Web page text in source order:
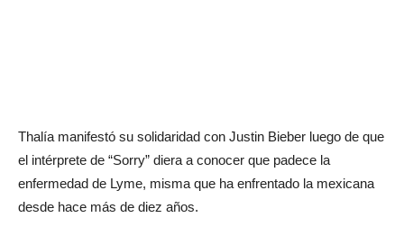
Thalía manifestó su solidaridad con Justin Bieber luego de que
el intérprete de “Sorry” diera a conocer que padece la
enfermedad de Lyme, misma que ha enfrentado la mexicana
desde hace más de diez años.